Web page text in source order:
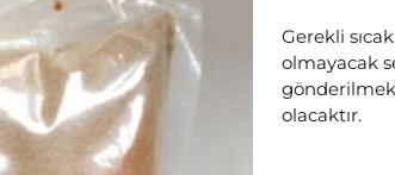
Gerekli
olmayacak
olacaktır.